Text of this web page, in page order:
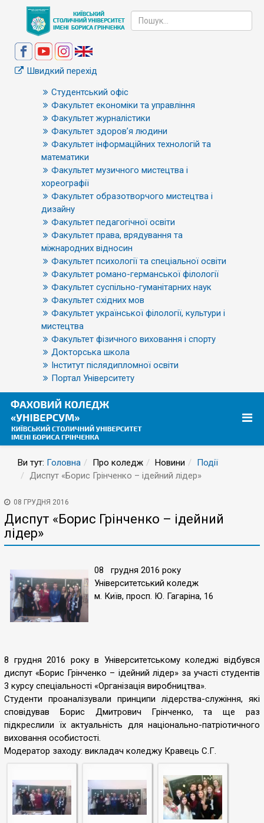
Швидкий перехід
Студентський офіс
Факультет економіки та управління
Факультет журналістики
Факультет здоров’я людини
Факультет інформаційних технологій та
математики
Факультет музичного мистецтва і
хореографії
Факультет образотворчого мистецтва і
дизайну
Факультет педагогічної освіти
Факультет права, врядування та
міжнародних відносин
Факультет психології та спеціальної освіти
Факультет романо-германської філології
Факультет суспільно-гуманітарних наук
Факультет східних мов
Факультет української філології, культури і
мистецтва
Факультет фізичного виховання і спорту
Докторська школа
Інститут післядипломної освіти
Портал Університету
Ви тут: Головна Про коледж Новини
Події
Диспут «Борис Грінченко – ідейний лідер»
08 ГРУДНЯ 2016
Диспут «Борис Грінченко – ідейний
лідер»
08 грудня 2016 року
Університетський коледж
м. Київ, просп. Ю. Гагаріна, 16
8 грудня 2016 року в Університетському коледжі відбувся
диспут «Борис Грінченко – ідейний лідер» за участі студентів
3 курсу спеціальності «Організація виробництва».
Студенти проаналізували принципи лідерства-служіння, які
сповідував Борис Дмитрович Грінченко, та ще раз
підкреслили їх актуальність для національно-патріотичного
виховання особистості.
Модератор заходу: викладач коледжу Кравець С.Г.